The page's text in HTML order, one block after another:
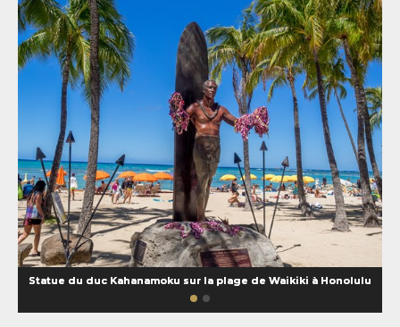
Statue du duc Kahanamoku sur la plage de Waikiki à Honolulu